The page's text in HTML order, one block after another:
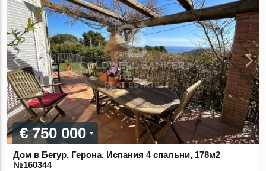
€ 750 000
Дом в Бегур, Герона, Испания 4 спальни, 178м2
№160344